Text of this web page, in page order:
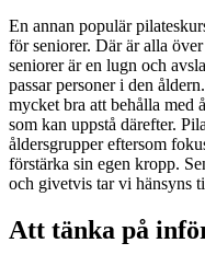
En annan populär
för seniorer. Där är alla
seniorer är en lugn och
passar personer i den
mycket bra att behålla med
som kan uppstå därefter.
åldersgrupper eftersom
förstärka sin egen kropp.
och givetvis tar vi hänsyns
Att tänka på